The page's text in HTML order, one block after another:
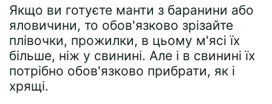
Якщо ви готуєте манти з баранини або
яловичини, то обов'язково зрізайте
плівочки, прожилки, в цьому м'ясі їх
більше, ніж у свинині. Але і в свинині їх
потрібно обов'язково прибрати, як і
хрящі.